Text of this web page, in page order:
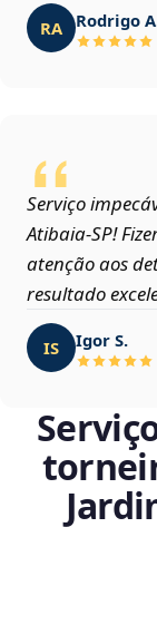
RA Rodrigo
Serviço
Atibaia‑SP!
atenção aos
resultado
IS Igor S.